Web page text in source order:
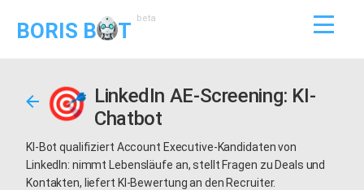
BORIS B T
beta
LinkedIn AE-Screening: KI-
Chatbot
KI-Bot qualifiziert Account Executive-Kandidaten von
LinkedIn: nimmt Lebensläufe an, stellt Fragen zu Deals und
Kontakten, liefert KI-Bewertung an den Recruiter.